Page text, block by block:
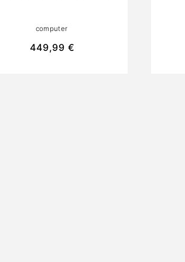
GRÁFICOS INTEL UHD.
MULTIMEDIA,
computer
449,99 €